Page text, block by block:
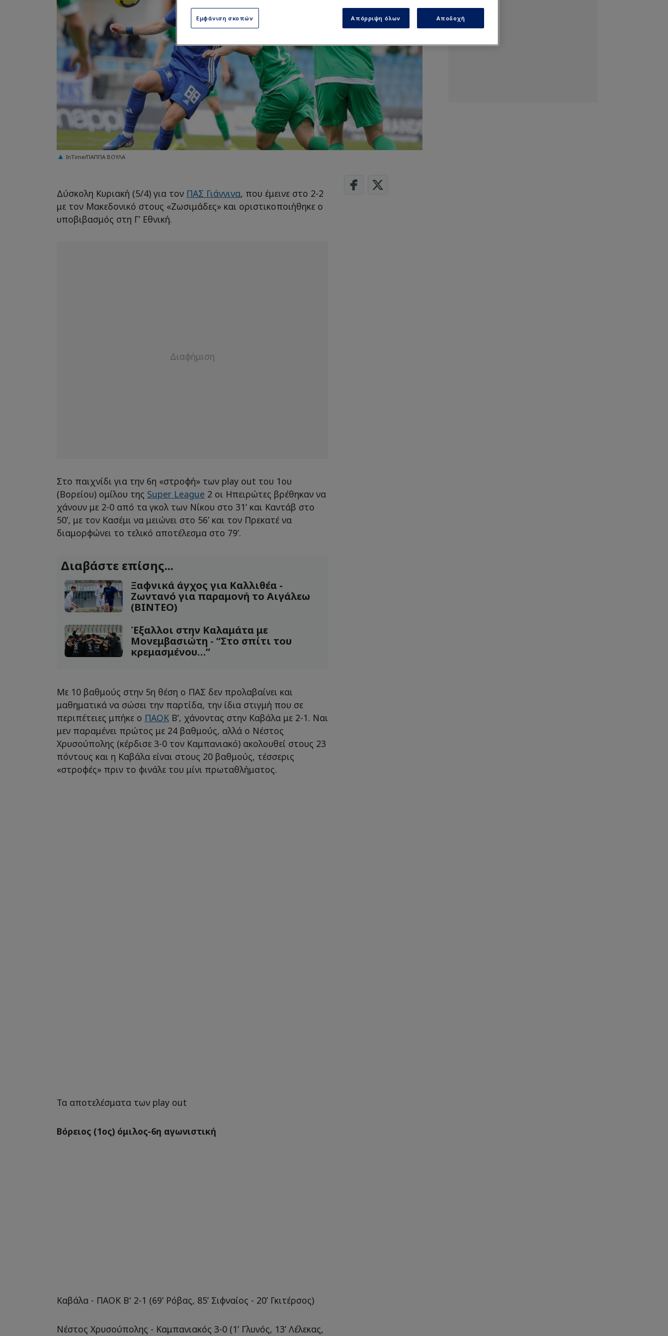
InTime/ΠΑΠΠΑ ΒΟΥΛΑ
Δύσκολη Κυριακή (5/4) για τον ΠΑΣ Γιάννινα, που έμεινε στο 2-2
με τον Μακεδονικό στους «Ζωσιμάδες» και οριστικοποιήθηκε ο
υποβιβασμός στη Γ’ Εθνική.
Στο παιχνίδι για την 6η «στροφή» των play out του 1ου
(Βορείου) ομίλου της Super League 2 οι Ηπειρώτες βρέθηκαν να
χάνουν με 2-0 από τα γκολ των Νίκου στο 31’ και Καντάβ στο
50’, με τον Κασέμι να μειώνει στο 56’ και τον Πρεκατέ να
διαμορφώνει το τελικό αποτέλεσμα στο 79’.
Διαβάστε επίσης...
Ξαφνικά άγχος για Καλλιθέα -
Ζωντανό για παραμονή το Αιγάλεω
(ΒΙΝΤΕΟ)
Έξαλλοι στην Καλαμάτα με
Μονεμβασιώτη - “Στο σπίτι του
κρεμασμένου…”
Με 10 βαθμούς στην 5η θέση ο ΠΑΣ δεν προλαβαίνει και
μαθηματικά να σώσει την παρτίδα, την ίδια στιγμή που σε
περιπέτειες μπήκε ο ΠΑΟΚ Β’, χάνοντας στην Καβάλα με 2-1. Ναι
μεν παραμένει πρώτος με 24 βαθμούς, αλλά ο Νέστος
Χρυσούπολης (κέρδισε 3-0 τον Καμπανιακό) ακολουθεί στους 23
πόντους και η Καβάλα είναι στους 20 βαθμούς, τέσσερις
«στροφές» πριν το φινάλε του μίνι πρωταθλήματος.
Τα αποτελέσματα των play out
Βόρειος (1ος) όμιλος-6η αγωνιστική
Καβάλα - ΠΑΟΚ Β' 2-1 (69’ Ρόβας, 85’ Σιφναίος - 20’ Γκιτέρσος)
Nέστος Χρυσούπολης - Καμπανιακός 3-0 (1’ Γλυνός, 13’ Λέλεκας,
Εμφάνιση σκοπών Απόρριψη όλων Αποδοχή